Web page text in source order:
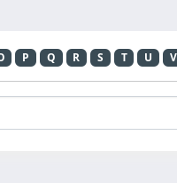
P Q R S T U V